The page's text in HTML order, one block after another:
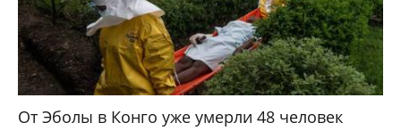
От Эболы в Конго уже умерли 48 человек